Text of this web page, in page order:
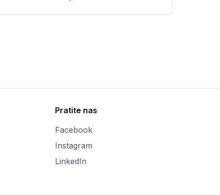
Pratite nas
Facebook
Instagram
LinkedIn